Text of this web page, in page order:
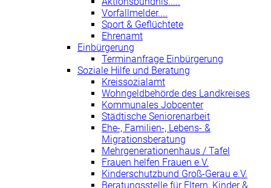
Vorfallmelder....
Sport & Geflüchtete
Ehrenamt
Einbürgerung
Terminanfrage Einbürgerung
Soziale Hilfe und Beratung
Kreissozialamt
Wohngeldbehörde des Landkreises
Kommunales Jobcenter
Städtische Seniorenarbeit
Ehe-, Familien-, Lebens- &
Migrationsberatung
Mehrgenerationenhaus / Tafel
Frauen helfen Frauen e.V.
Kinderschutzbund Groß-Gerau e.V.
Beratungsstelle für Eltern, Kinder &